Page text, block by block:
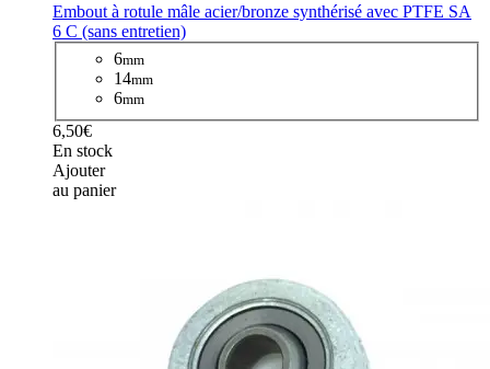
Embout à rotule mâle acier/bronze synthérisé avec PTFE SA
6 C (sans entretien)
6mm
14mm
6mm
6,50€
En stock
Ajouter
au panier